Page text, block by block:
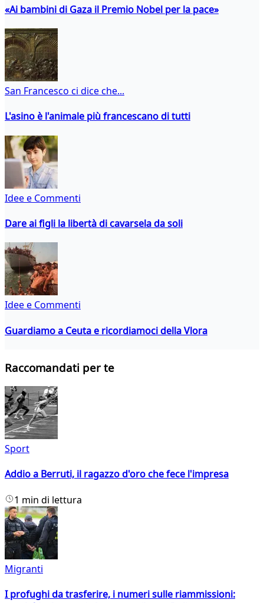
«Ai bambini di Gaza il Premio Nobel per la pace»
San Francesco ci dice che...
L'asino è l'animale più francescano di tutti
Idee e Commenti
Dare ai figli la libertà di cavarsela da soli
Idee e Commenti
Guardiamo a Ceuta e ricordiamoci della Vlora
Raccomandati per te
Sport
Addio a Berruti, il ragazzo d'oro che fece l'impresa
1 min di lettura
Migranti
I profughi da trasferire, i numeri sulle riammissioni: